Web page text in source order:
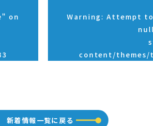
on
Warning : Attempt
content/themes/
新着情報一覧に戻る